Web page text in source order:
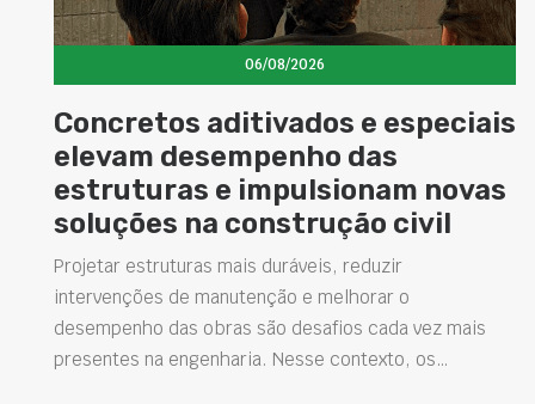
06/08/2026
Concretos aditivados e especiais
elevam desempenho das
estruturas e impulsionam novas
soluções na construção civil
Projetar estruturas mais duráveis, reduzir
intervenções de manutenção e melhorar o
desempenho das obras são desafios cada vez mais
presentes na engenharia. Nesse contexto, os…